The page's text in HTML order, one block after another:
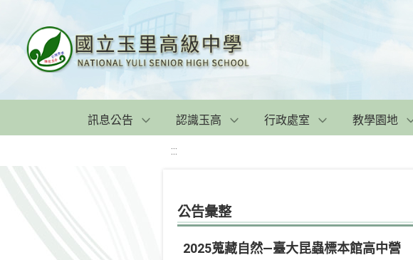
訊息公告 認識玉高 行政處室 教學園地
:::
公告彙整
2025蒐藏自然—臺大昆蟲標本館高中營